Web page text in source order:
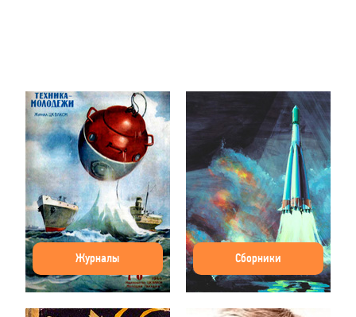
Журналы Сборники